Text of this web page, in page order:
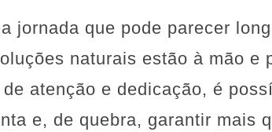
jornada que pode parecer
naturais estão à mão e
atenção e dedicação, é
e, de quebra, garantir mais